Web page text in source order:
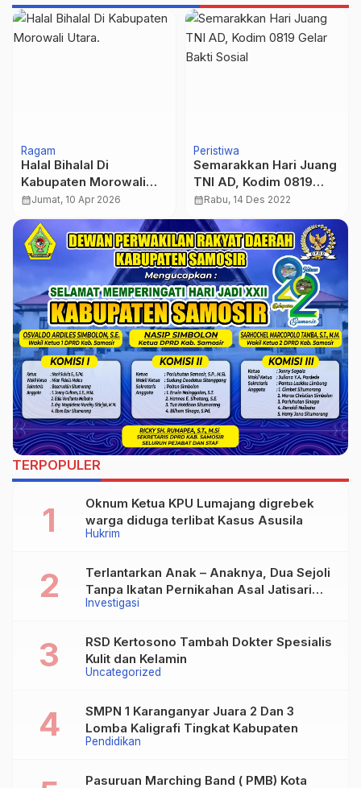
Ragam
Halal Bihalal Di
Kabupaten Morowali
Utara.
calendar_monthJumat, 10 Apr 2026
Peristiwa
Semarakkan Hari Juang
TNI AD, Kodim 0819
Gelar Bakti Sosial
calendar_monthRabu, 14 Des 2022
TERPOPULER
Hukrim
Oknum Ketua KPU Lumajang digrebek
warga diduga terlibat Kasus Asusila
Investigasi
Terlantarkan Anak – Anaknya, Dua Sejoli
Tanpa Ikatan Pernikahan Asal Jatisari
Kecamatan Geger Madiun dan Maospati
Uncategorized
RSD Kertosono Tambah Dokter Spesialis
Kulit dan Kelamin
Pendidikan
SMPN 1 Karanganyar Juara 2 Dan 3
Lomba Kaligrafi Tingkat Kabupaten
Pasuruan Marching Band ( PMB) Kota